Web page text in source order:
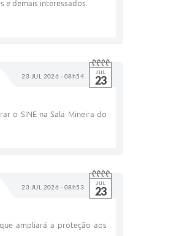
e demais interessados.
23 JUL 2026 - 08h54 JUL
23
o SINE na Sala Mineira do
23 JUL 2026 - 08h53 JUL
23
ampliará a proteção aos